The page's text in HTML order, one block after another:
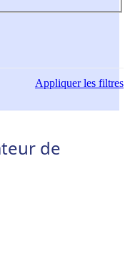
Appliquerles filtres
de